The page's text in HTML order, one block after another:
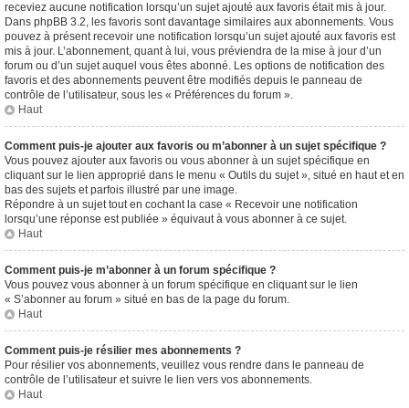
receviez aucune notification lorsqu’un sujet ajouté aux favoris était mis à jour.
Dans phpBB 3.2, les favoris sont davantage similaires aux abonnements. Vous
pouvez à présent recevoir une notification lorsqu’un sujet ajouté aux favoris est
mis à jour. L’abonnement, quant à lui, vous préviendra de la mise à jour d’un
forum ou d’un sujet auquel vous êtes abonné. Les options de notification des
favoris et des abonnements peuvent être modifiés depuis le panneau de
contrôle de l’utilisateur, sous les « Préférences du forum ».
Haut
Comment puis-je ajouter aux favoris ou m’abonner à un sujet spécifique ?
Vous pouvez ajouter aux favoris ou vous abonner à un sujet spécifique en
cliquant sur le lien approprié dans le menu « Outils du sujet », situé en haut et en
bas des sujets et parfois illustré par une image.
Répondre à un sujet tout en cochant la case « Recevoir une notification
lorsqu’une réponse est publiée » équivaut à vous abonner à ce sujet.
Haut
Comment puis-je m’abonner à un forum spécifique ?
Vous pouvez vous abonner à un forum spécifique en cliquant sur le lien
« S’abonner au forum » situé en bas de la page du forum.
Haut
Comment puis-je résilier mes abonnements ?
Pour résilier vos abonnements, veuillez vous rendre dans le panneau de
contrôle de l’utilisateur et suivre le lien vers vos abonnements.
Haut